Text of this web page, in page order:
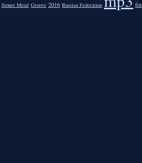
Stoner Metal Groove 2016 Russian Federation